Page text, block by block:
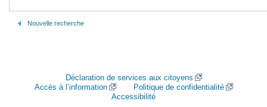
Nouvelle recherche
Déclaration de services aux citoyens
Accès à l’information
Politique de confidentialité
Accessibilité